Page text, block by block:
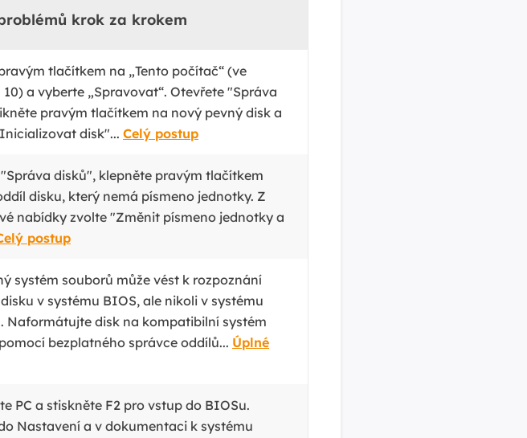
krok za krokem
tlačítkem na „Tento počítač“ (ve
a vyberte „Spravovat“. Otevřete "Správa
pravým tlačítkem na nový pevný disk a
disk"... Celý postup
disků", klepněte pravým tlačítkem
disku, který nemá písmeno jednotky. Z
nabídky zvolte "Změnit písmeno jednotky a
postup
systém souborů může vést k rozpoznání
v systému BIOS, ale nikoli v systému
Naformátujte disk na kompatibilní systém
bezplatného správce oddílů... Úplné
PC a stiskněte F2 pro vstup do BIOSu.
Nastavení a v dokumentaci k systému